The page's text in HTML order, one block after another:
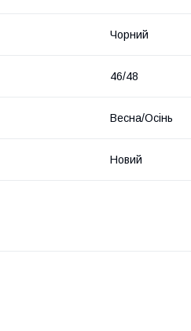
Чорний
46/48
Весна/Осінь
Новий